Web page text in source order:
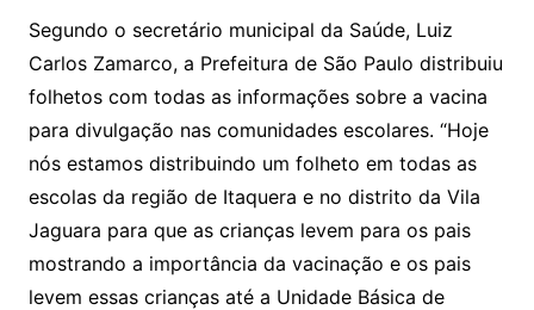
Segundo o secretário municipal da Saúde, Luiz
Carlos Zamarco, a Prefeitura de São Paulo distribuiu
folhetos com todas as informações sobre a vacina
para divulgação nas comunidades escolares. “Hoje
nós estamos distribuindo um folheto em todas as
escolas da região de Itaquera e no distrito da Vila
Jaguara para que as crianças levem para os pais
mostrando a importância da vacinação e os pais
levem essas crianças até a Unidade Básica de